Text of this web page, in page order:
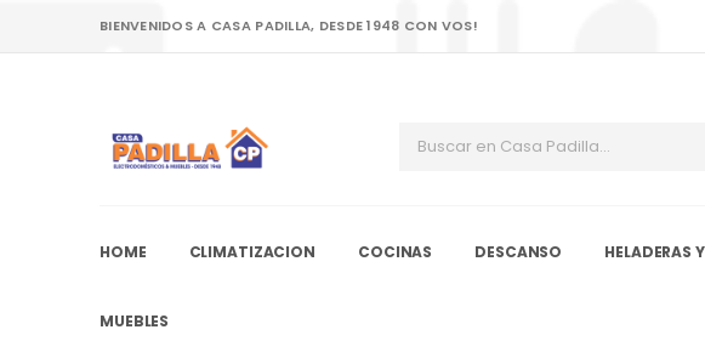
BIENVENIDOS A CASA PADILLA, DESDE 1948 CON VOS!
HOME CLIMATIZACION COCINAS DESCANSO HELADERAS
MUEBLES